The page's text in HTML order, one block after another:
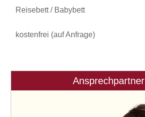
Reisebett / Babybett
kostenfrei (auf Anfrage)
Ansprechpartner